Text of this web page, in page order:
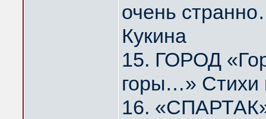
очень
Кукина
15. ГОРОД
горы…» Стихи
16.